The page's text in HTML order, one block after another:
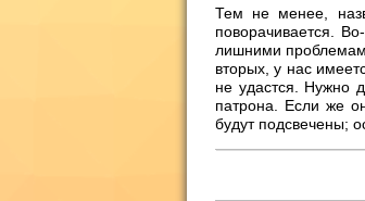
Тем не менее,
поворачивается.
лишними
вторых, у нас
не удастся. Нужно
патрона. Если же
будут подсвечены;